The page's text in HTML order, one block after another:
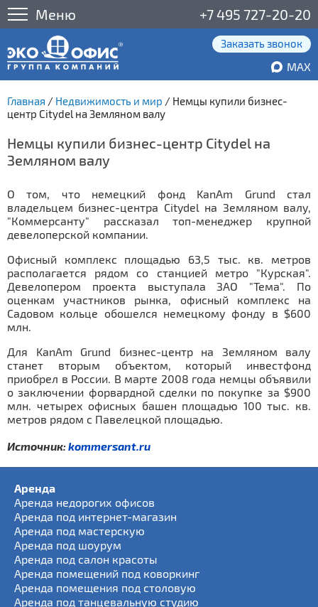
Меню +7 495 727-20-20
Заказать звонок
MAX
Главная / Недвижимость и мир / Немцы купили бизнес-
центр Citydel на Земляном валу
Немцы купили бизнес-центр Citydel на
Земляном валу
О том, что немецкий фонд KanAm Grund стал
владельцем бизнес-центра Citydel на Земляном валу,
"Коммерсанту" рассказал топ-менеджер крупной
девелоперской компании.
Офисный комплекс площадью 63,5 тыс. кв. метров
располагается рядом со станцией метро "Курская".
Девелопером проекта выступала ЗАО "Тема". По
оценкам участников рынка, офисный комплекс на
Садовом кольце обошелся немецкому фонду в $600
млн.
Для KanAm Grund бизнес-центр на Земляном валу
станет вторым объектом, который инвестфонд
приобрел в России. В марте 2008 года немцы объявили
о заключении форвардной сделки по покупке за $900
млн. четырех офисных башен площадью 100 тыс. кв.
метров рядом с Павелецкой площадью.
Источник:kommersant.ru
Аренда
Аренда недорогих офисов
Аренда под интернет-магазин
Аренда под мастерскую
Аренда под шоурум
Аренда под салон красоты
Аренда помещений под коворкинг
Аренда помещения под столовую
Аренда под танцевальную студию